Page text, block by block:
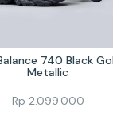
740 Black
Metallic
Rp 2.099.000